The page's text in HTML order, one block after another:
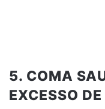
5. COMA
EXCESSO